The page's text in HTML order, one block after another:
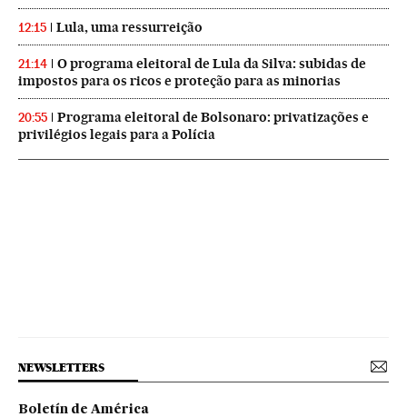
12:15 Lula, uma ressurreição
21:14
O programa eleitoral de Lula da Silva: subidas de
impostos para os ricos e proteção para as minorias
20:55
Programa eleitoral de Bolsonaro: privatizações e
privilégios legais para a Polícia
NEWSLETTERS
Boletín de América